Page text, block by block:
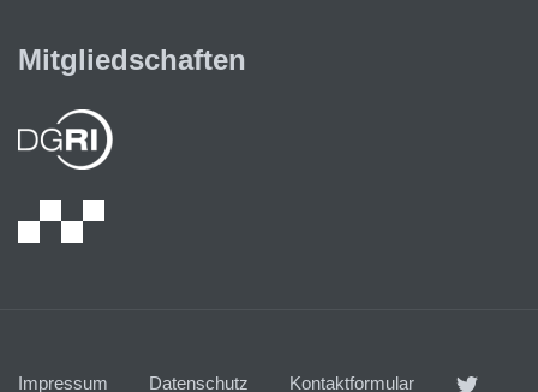
Mitgliedschaften
Impressum Datenschutz Kontaktformular